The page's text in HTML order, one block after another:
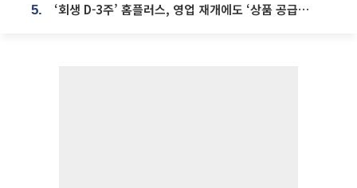
5. ‘회생 D-3주’ 홈플러스, 영업 재개에도 ‘상품 공급망’ 복구가 생존 관건